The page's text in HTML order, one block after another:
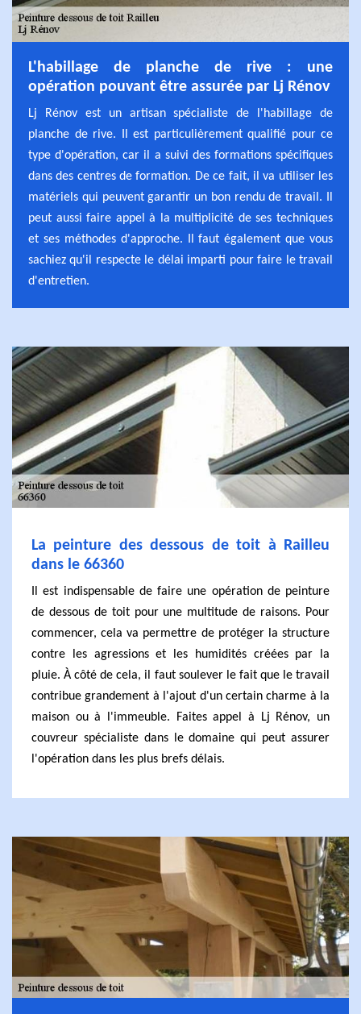
L'habillage de planche de rive : une
opération pouvant être assurée par Lj Rénov
Lj Rénov est un artisan spécialiste de l'habillage de
planche de rive. Il est particulièrement qualifié pour ce
type d'opération, car il a suivi des formations spécifiques
dans des centres de formation. De ce fait, il va utiliser les
matériels qui peuvent garantir un bon rendu de travail. Il
peut aussi faire appel à la multiplicité de ses techniques
et ses méthodes d'approche. Il faut également que vous
sachiez qu'il respecte le délai imparti pour faire le travail
d'entretien.
La peinture des dessous de toit à Railleu
dans le 66360
Il est indispensable de faire une opération de peinture
de dessous de toit pour une multitude de raisons. Pour
commencer, cela va permettre de protéger la structure
contre les agressions et les humidités créées par la
pluie. À côté de cela, il faut soulever le fait que le travail
contribue grandement à l'ajout d'un certain charme à la
maison ou à l'immeuble. Faites appel à Lj Rénov, un
couvreur spécialiste dans le domaine qui peut assurer
l'opération dans les plus brefs délais.